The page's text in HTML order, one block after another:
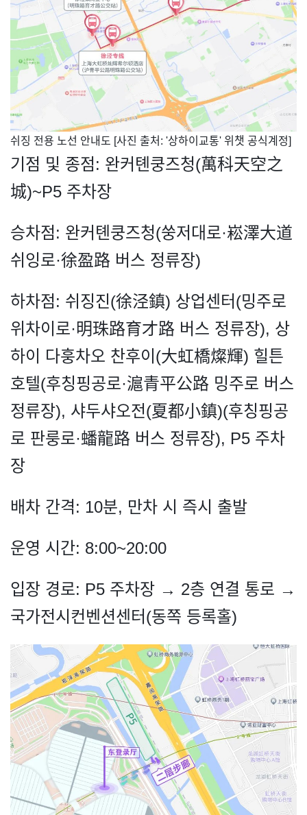
​쉬징 전용 노선 안내도 [사진 출처: '상하이교통' 위챗 공식계정]
기점 및 종점: 완커톈쿵즈청(萬科天空之
城)~P5 주차장
승차점: 완커톈쿵즈청(쑹저대로·崧澤大道
쉬잉로·徐盈路 버스 정류장)
하차점: 쉬징진(徐泾鎮) 상업센터(밍주로
위차이로·明珠路育才路 버스 정류장), 상
하이 다훙차오 찬후이(大虹橋燦輝) 힐튼
호텔(후칭핑공로·滬青平公路 밍주로 버스
정류장), 샤두샤오전(夏都小鎮)(후칭핑공
로 판룽로·蟠龍路 버스 정류장), P5 주차
장
배차 간격: 10분, 만차 시 즉시 출발
운영 시간: 8:00~20:00
입장 경로: P5 주차장 → 2층 연결 통로 →
국가전시컨벤션센터(동쪽 등록홀)